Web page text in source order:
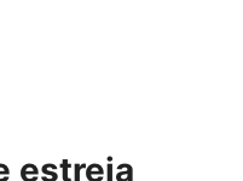
estreia